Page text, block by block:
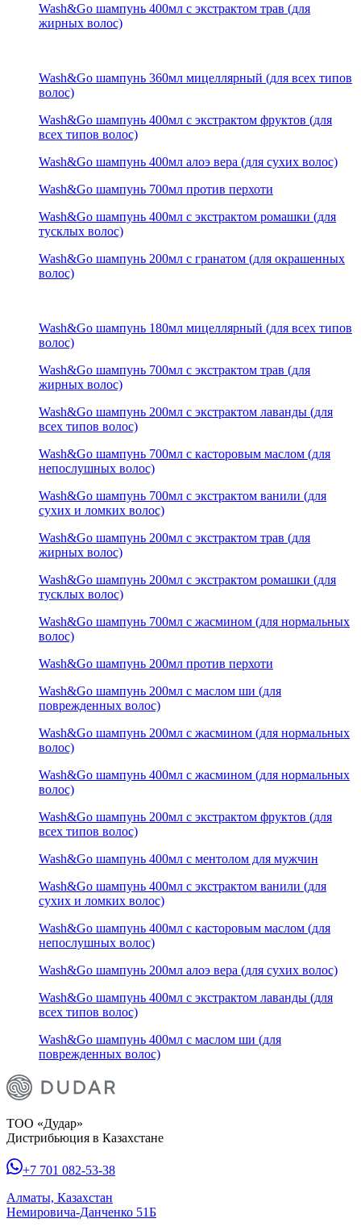
Wash&Go шампунь 400мл с экстрактом трав (для
жирных волос)
Wash&Go шампунь 360мл мицеллярный (для всех типов
волос)
Wash&Go шампунь 400мл с экстрактом фруктов (для
всех типов волос)
Wash&Go шампунь 400мл алоэ вера (для сухих волос)
Wash&Go шампунь 700мл против перхоти
Wash&Go шампунь 400мл с экстрактом ромашки (для
тусклых волос)
Wash&Go шампунь 200мл с гранатом (для окрашенных
волос)
Wash&Go шампунь 180мл мицеллярный (для всех типов
волос)
Wash&Go шампунь 700мл с экстрактом трав (для
жирных волос)
Wash&Go шампунь 200мл с экстрактом лаванды (для
всех типов волос)
Wash&Go шампунь 700мл с касторовым маслом (для
непослушных волос)
Wash&Go шампунь 700мл с экстрактом ванили (для
сухих и ломких волос)
Wash&Go шампунь 200мл с экстрактом трав (для
жирных волос)
Wash&Go шампунь 200мл с экстрактом ромашки (для
тусклых волос)
Wash&Go шампунь 700мл с жасмином (для нормальных
волос)
Wash&Go шампунь 200мл против перхоти
Wash&Go шампунь 200мл с маслом ши (для
поврежденных волос)
Wash&Go шампунь 200мл с жасмином (для нормальных
волос)
Wash&Go шампунь 400мл с жасмином (для нормальных
волос)
Wash&Go шампунь 200мл с экстрактом фруктов (для
всех типов волос)
Wash&Go шампунь 400мл с ментолом для мужчин
Wash&Go шампунь 400мл с экстрактом ванили (для
сухих и ломких волос)
Wash&Go шампунь 400мл с касторовым маслом (для
непослушных волос)
Wash&Go шампунь 200мл алоэ вера (для сухих волос)
Wash&Go шампунь 400мл с экстрактом лаванды (для
всех типов волос)
Wash&Go шампунь 400мл с маслом ши (для
поврежденных волос)
ТОО «Дудар»
Дистрибьюция в Казахстане
+7 701 082-53-38
Алматы, Казахстан
Немировича-Данченко 51Б